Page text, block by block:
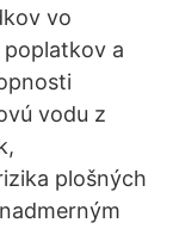
vo
a
vodu z
plošných